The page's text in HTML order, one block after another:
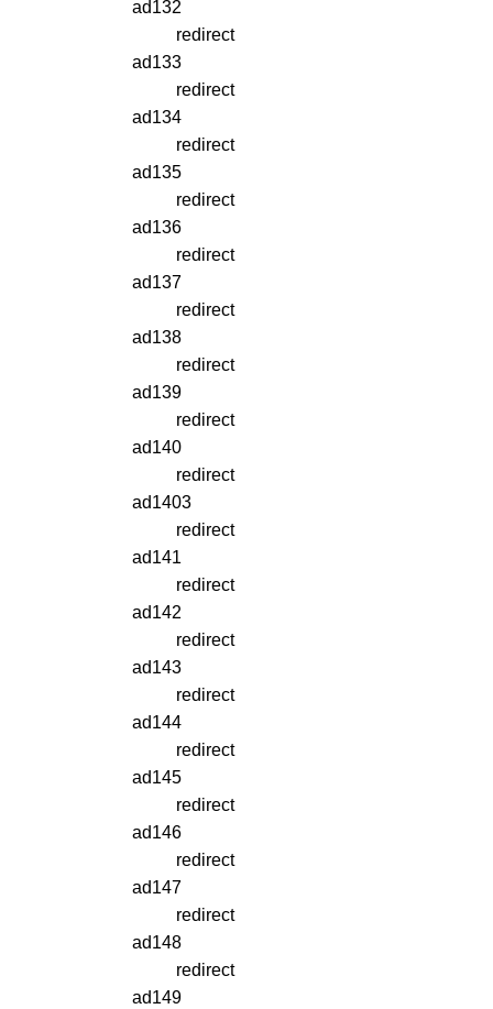
ad132
redirect
ad133
redirect
ad134
redirect
ad135
redirect
ad136
redirect
ad137
redirect
ad138
redirect
ad139
redirect
ad140
redirect
ad1403
redirect
ad141
redirect
ad142
redirect
ad143
redirect
ad144
redirect
ad145
redirect
ad146
redirect
ad147
redirect
ad148
redirect
ad149